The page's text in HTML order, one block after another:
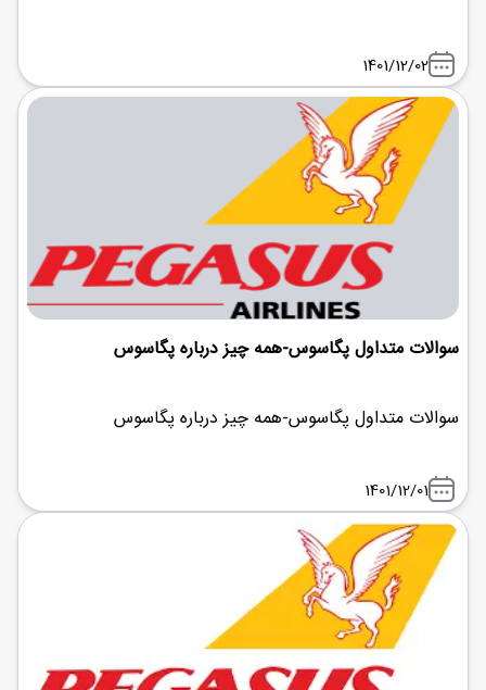
1401/12/02
سوالات متداول پگاسوس-همه چیز درباره پگاسوس
سوالات متداول پگاسوس-همه چیز درباره پگاسوس
1401/12/01